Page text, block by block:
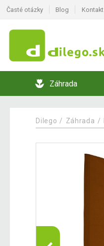
Časté otázky Blog Kontakt
Záhrada
Dilego Záhrada